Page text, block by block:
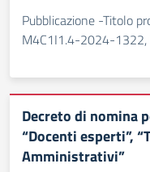
Pubblicazione -Titolo
M4C1I1.4-2024-1322,
Decreto di nomina
“Docenti esperti”,
Amministrativi”